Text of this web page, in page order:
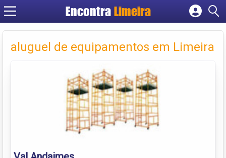
Encontra Limeira
Cadastrar empresa
Criar conta
aluguel de equipamentos em Limeira